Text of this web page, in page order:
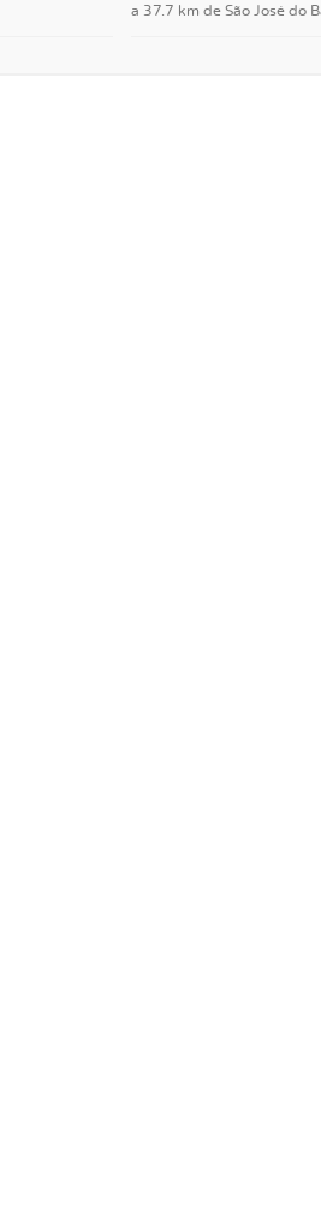
a 37.7 km de São José do